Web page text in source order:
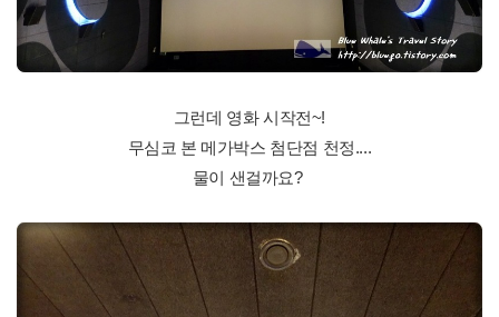
그런데 영화 시작전~!
무심코 본 메가박스 첨단점 천정....
물이 샌걸까요?